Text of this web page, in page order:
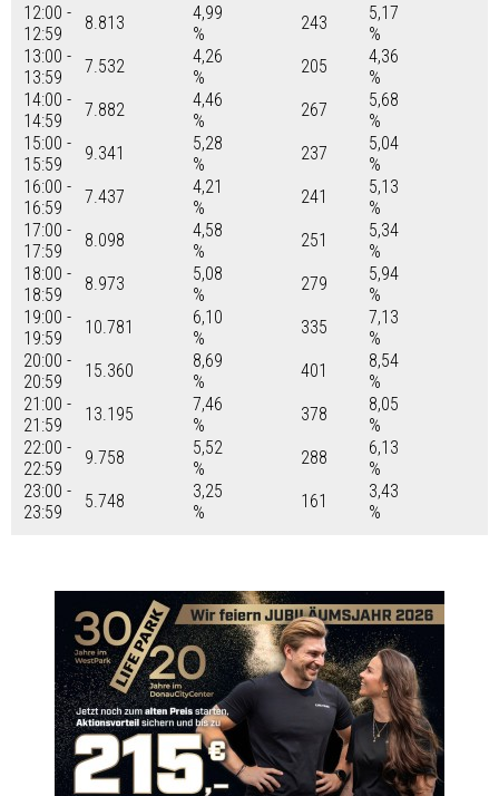
12:00 -
12:59
8.813
4,99
%
243
5,17
%
13:00 -
13:59
7.532
4,26
%
205
4,36
%
14:00 -
14:59
7.882
4,46
%
267
5,68
%
15:00 -
15:59
9.341
5,28
%
237
5,04
%
16:00 -
16:59
7.437
4,21
%
241
5,13
%
17:00 -
17:59
8.098
4,58
%
251
5,34
%
18:00 -
18:59
8.973
5,08
%
279
5,94
%
19:00 -
19:59
10.781
6,10
%
335
7,13
%
20:00 -
20:59
15.360
8,69
%
401
8,54
%
21:00 -
21:59
13.195
7,46
%
378
8,05
%
22:00 -
22:59
9.758
5,52
%
288
6,13
%
23:00 -
23:59
5.748
3,25
%
161
3,43
%